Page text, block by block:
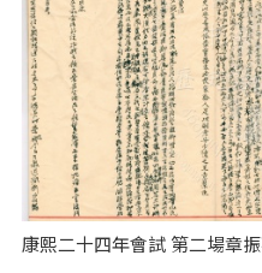
康熙二十四年會試 第二場章